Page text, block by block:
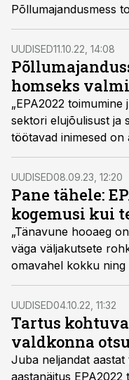
Põllumajandusmess
aastat ja üle poolte
viis aastat.
UUDISED11.10.22, 14:08
homseks
„EPA2022
sektori elujõulisust ja
töötavad inimesed on
kommenteeris Eesti
esimees Roomet
seminaride ja
UUDISED08.09.23, 12:20
Pane tähele:
kogemusi kui
„Tänavune hooaeg
väga väljakutsete
omavahel kokku ning
või võtteid võeti
toimetulekuks,“
Kaubanduskoja
2023 seminaride ja
UUDISED04.10.22, 11:32
Tartus
valdkonna
Juba neljandat aastat
aastanäitus EPA2022